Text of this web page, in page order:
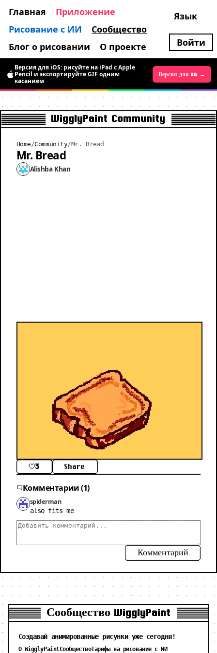
Главная
Приложение
Рисование с ИИ
Сообщество
Блог о рисовании
О проекте
Язык
Войти
Версия для Android →
Версия для iOS: рисуйте на iPad с Apple
Pencil и экспортируйте GIF одним
касанием
Версия для iOS →
WigglyPaint Community
Home /Community/Mr. Bread
Mr. Bread
Alishba Khan
3 Share
Комментарии (1)
spiderman
also fits me
Комментарий
Сообщество WigglyPaint
Создавай анимированные рисунки уже сегодня!
О WigglyPaintСообществоТарифы на рисование с ИИ